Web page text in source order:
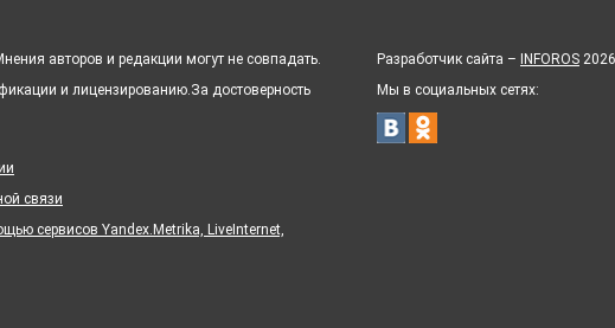
авторов и редакции могут не совпадать.
и лицензированию.За достоверность
связи
сервисов Yandex.Metrika, LiveInternet,
Разработчик сайта – INFOROS 2026
Мы в социальных сетях: